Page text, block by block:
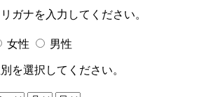
ガナを入力してください。
女性 男性
を選択してください。